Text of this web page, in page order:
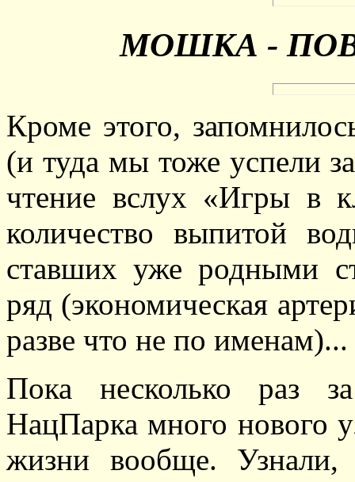
МОШКА -
Кроме этого,
(и туда мы тоже успели
чтение вслух «Игры в
количество выпитой
ставших уже родными
ряд (экономическая
разве что не по именам)...
Пока несколько раз
НацПарка много нового
жизни вообще. Узнали,